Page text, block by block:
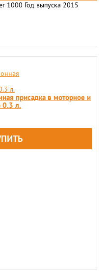
1000 Год выпуска 2015
присадка в моторное и
0.3 л.